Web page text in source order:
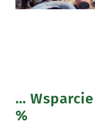
…
%